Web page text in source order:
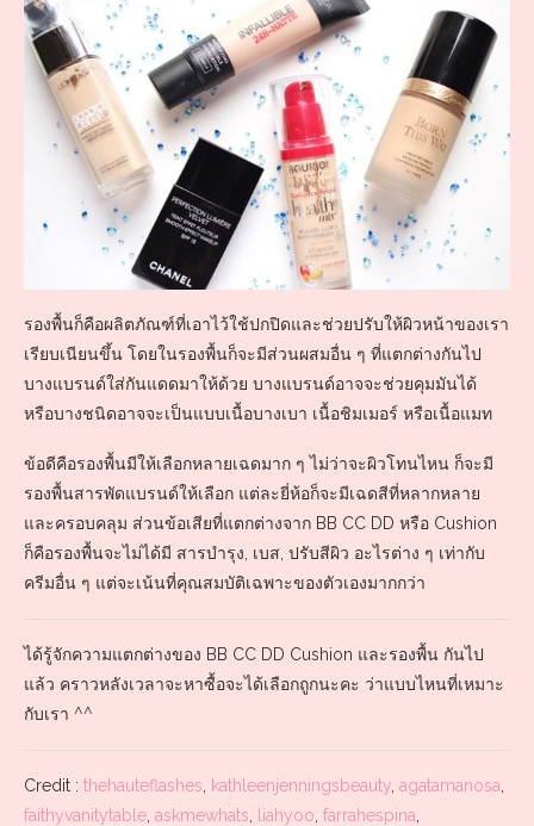
รองพื้นก็คือผลิตภัณฑ์ที่เอาไว้ใช้ปกปิดและช่วยปรับให้ผิวหน้าของเรา
เรียบเนียนขึ้น โดยในรองพื้นก็จะมีส่วนผสมอื่น ๆ ที่แตกต่างกันไป
บางแบรนด์ใส่กันแดดมาให้ด้วย บางแบรนด์อาจจะช่วยคุมมันได้
หรือบางชนิดอาจจะเป็นแบบเนื้อบางเบา เนื้อชิมเมอร์ หรือเนื้อแมท
ข้อดีคือรองพื้นมีให้เลือกหลายเฉดมาก ๆ ไม่ว่าจะผิวโทนไหน ก็จะมี
รองพื้นสารพัดแบรนด์ให้เลือก แต่ละยี่ห้อก็จะมีเฉดสีที่หลากหลาย
และครอบคลุม ส่วนข้อเสียที่แตกต่างจาก BB CC DD หรือ Cushion
ก็คือรองพื้นจะไม่ได้มี สารบำรุง, เบส, ปรับสีผิว อะไรต่าง ๆ เท่ากับ
ครีมอื่น ๆ แต่จะเน้นที่คุณสมบัติเฉพาะของตัวเองมากกว่า
ได้รู้จักความแตกต่างของ BB CC DD Cushion และรองพื้น กันไป
แล้ว คราวหลังเวลาจะหาซื้อจะได้เลือกถูกนะคะ ว่าแบบไหนที่เหมาะ
กับเรา ^^
Credit : thehauteflashes kathleenjenningsbeauty agatamanosa
faithyvanitytable askmewhats liahyoo farrahespina